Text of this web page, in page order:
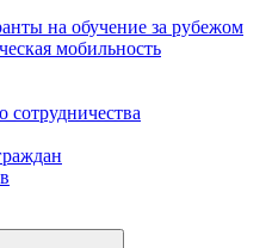
на обучение за рубежом
мобильность